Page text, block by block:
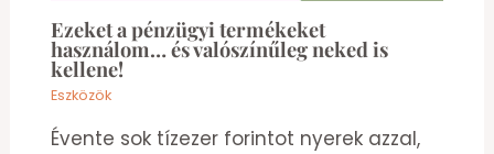
Ezeket a pénzügyi termékeket
használom… és valószínűleg neked is
kellene!
Eszközök
Évente sok tízezer forintot nyerek azzal,